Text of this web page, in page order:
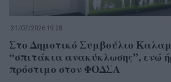
31/07/2026 19:28
Στο Δημοτικό Συμβούλιο
“σπιτάκια ανακύκλωσης”, ενώ
πρόστιμο στον ΦΟΔΣΑ